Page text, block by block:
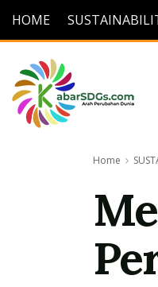
HOME
Home